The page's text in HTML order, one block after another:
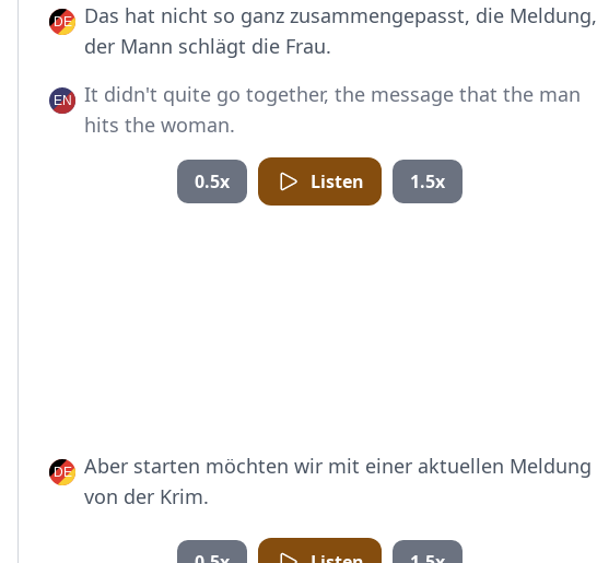
Das hat nicht so ganz zusammengepasst, die Meldung,
der Mann schlägt die Frau.
It didn't quite go together, the message that the man
hits the woman.
0.5x Listen 1.5x
Aber starten möchten wir mit einer aktuellen Meldung
von der Krim.